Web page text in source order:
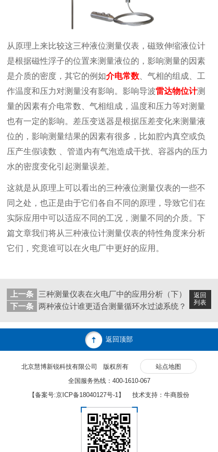
从原理上来比较这三种液位测量仪表，磁致伸缩液位计
是根据磁性浮子的位置来测量液位的，影响测量的因素
是介质的密度，其它的例如介电常数 、气相的组成、工
作温度和压力对测量没有影响。影响导波雷达物位计测
量的因素有介电常数、气相组成，温度和压力等对测量
也有一定的影响。差压变送器是根据压差变化来测量液
位的，影响测量结果的因素有很多，比如腔内真空或负
压产生假读数 、管道内有气泡造成干扰、容器内的压力
水的密度变化引起测量误差。
这就是从原理上可以看出的三种液位测量仪表的一些不
同之处，也正是由于它们各自不同的原理，导致它们在
实际应用中可以适应不同的工况，测量不同的介质。下
篇文章我们将从三种液位计测量仪表的特性角度来分析
它们，究竟谁可以在火电厂中更好的应用。
返回
列表
上一条
三种测量仪表在火电厂中的应用分析（下）
下一条 两种液位计谁更适合测量循环水过滤系统？
返回顶部
北京慧博新锐科技有限公司 版权所有
站点地图
全国服务热线：400-1610-067
【备案号:京ICP备18040127号-1】 技术支持：牛商股份